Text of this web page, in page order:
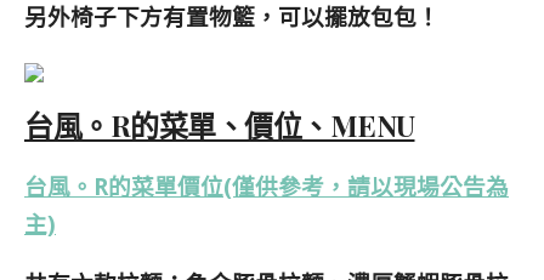
另外椅子下方有置物籃，可以擺放包包 ！
台風。R的菜單、價位、MENU
台風。R的菜單價位(僅供參考，請以現場公告為
主)